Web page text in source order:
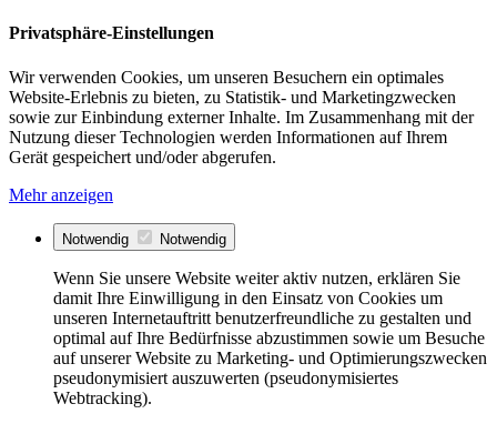
Privatsphäre-Einstellungen
Wir verwenden Cookies, um unseren Besuchern ein optimales
Website-Erlebnis zu bieten, zu Statistik- und Marketingzwecken
sowie zur Einbindung externer Inhalte. Im Zusammenhang mit der
Nutzung dieser Technologien werden Informationen auf Ihrem
Gerät gespeichert und/oder abgerufen.
Mehr anzeigen
Notwendig Notwendig
Wenn Sie unsere Website weiter aktiv nutzen, erklären Sie
damit Ihre Einwilligung in den Einsatz von Cookies um
unseren Internetauftritt benutzerfreundliche zu gestalten und
optimal auf Ihre Bedürfnisse abzustimmen sowie um Besuche
auf unserer Website zu Marketing- und Optimierungszwecken
pseudonymisiert auszuwerten (pseudonymisiertes
Webtracking).